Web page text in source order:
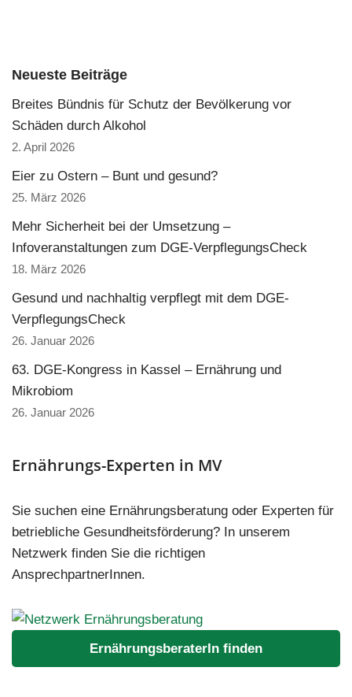
Neueste Beiträge
Breites Bündnis für Schutz der Bevölkerung vor
Schäden durch Alkohol
2. April 2026
Eier zu Ostern – Bunt und gesund?
25. März 2026
Mehr Sicherheit bei der Umsetzung –
Infoveranstaltungen zum DGE-VerpflegungsCheck
18. März 2026
Gesund und nachhaltig verpflegt mit dem DGE-
VerpflegungsCheck
26. Januar 2026
63. DGE-Kongress in Kassel – Ernährung und
Mikrobiom
26. Januar 2026
Ernährungs-Experten in MV
Sie suchen eine Ernährungsberatung oder Experten für
betriebliche Gesundheitsförderung? In unserem
Netzwerk finden Sie die richtigen
AnsprechpartnerInnen.
ErnährungsberaterIn finden